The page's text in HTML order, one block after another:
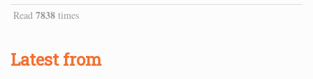
Read 7838 times
Latest from